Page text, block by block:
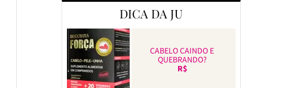
DICA DA JU
CABELO CAINDO E
QUEBRANDO?
R$